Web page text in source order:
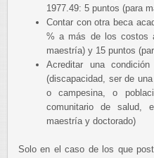
1977.49: 5 puntos (para
Contar con otra beca
% a más de los costos
maestría) y 15 puntos
Acreditar una
(discapacidad, ser de
o campesina, o
comunitario de salud,
maestría y doctorado)
Solo en el caso de los que